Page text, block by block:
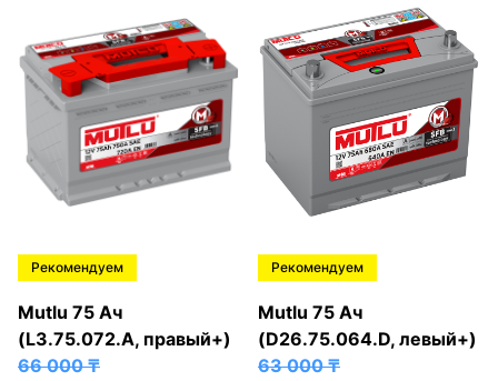
Рекомендуем
Mutlu 75 Ач
(L3.75.072.A, правый+)
66 000₸
Рекомендуем
Mutlu 75 Ач
(D26.75.064.D, левый+)
63 000₸